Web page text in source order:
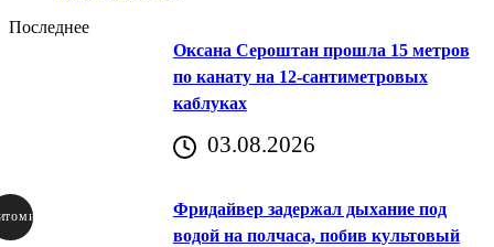
Последнее
Оксана Сероштан прошла 15 метров
по канату на 12-сантиметровых
каблуках
03.08.2026
Фридайвер задержал дыхание под
водой на полчаса, побив культовый